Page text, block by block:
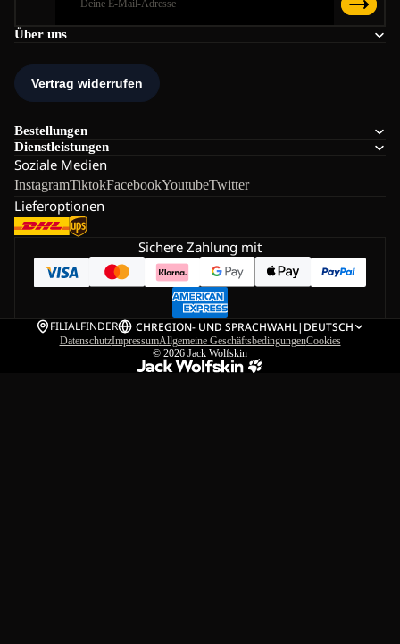
Über uns
Bestellungen
Dienstleistungen
Soziale Medien
InstagramTiktokFacebookYoutubeTwitter
Lieferoptionen
Sichere Zahlung mit
FILIALFINDER CHREGION- UND SPRACHWAHL| DEUTSCH
DatenschutzImpressumAllgemeine GeschäftsbedingungenCookies
© 2026 Jack Wolfskin